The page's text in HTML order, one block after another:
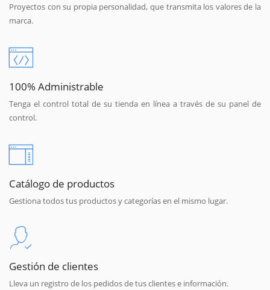
Proyectos con su propia personalidad, que transmita los valores de la
marca.
100% Administrable
Tenga el control total de su tienda en línea a través de su panel de
control.
Catálogo de productos
Gestiona todos tus productos y categorías en el mismo lugar.
Gestión de clientes
Lleva un registro de los pedidos de tus clientes e información.